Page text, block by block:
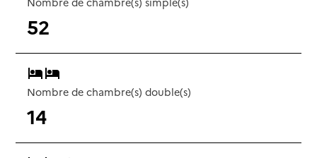
52
Nombre de chambre(s) double(s)
14